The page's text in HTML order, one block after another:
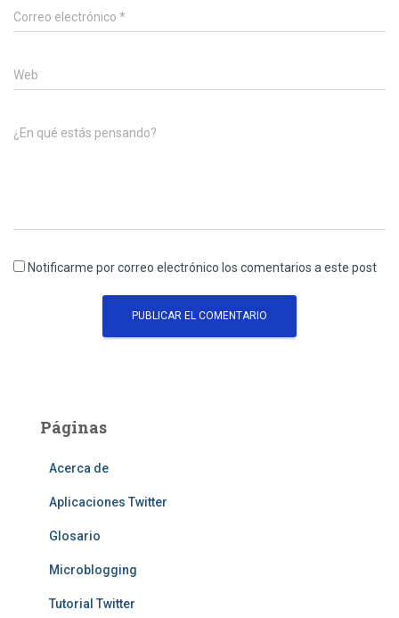
Correo electrónico *
Web
¿En qué estás pensando?
Notificarme por correo electrónico los comentarios a este post
Páginas
Acerca de
Aplicaciones Twitter
Glosario
Microblogging
Tutorial Twitter